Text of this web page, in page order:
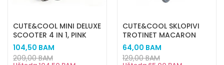
CUTE&COOL MINI DELUXE
SCOOTER 4 IN 1, PINK
104,50 BAM
209,00BAM
CUTE&COOL SKLOPIVI
TROTINET MACARON
BLUE
64,00 BAM
129,00BAM